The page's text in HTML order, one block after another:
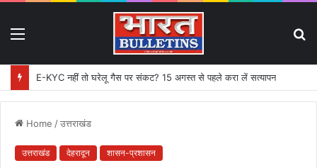
E-KYC नहीं तो घरेलू गैस पर संकट? 15 अगस्त से पहले करा लें सत्यापन
Home /उत्तराखंड
उत्तराखंड देहरादून शासन-प्रशासन